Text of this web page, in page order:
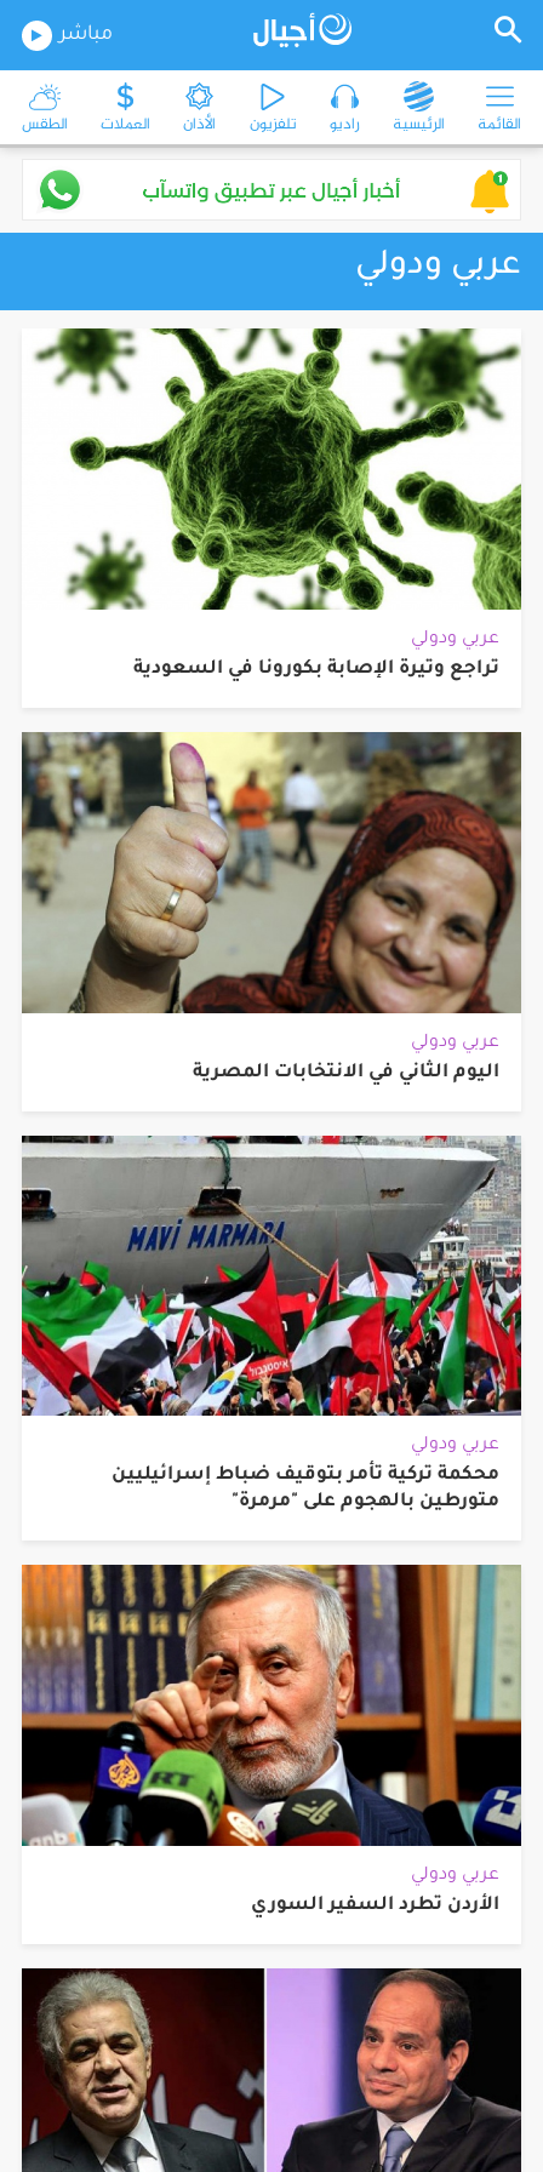
مباشر
القائمة الرئيسية راديو تلفزيون الأذان العملات الطقس
عربي ودولي
عربي ودولي
تراجع وتيرة الإصابة بكورونا في السعودية
عربي ودولي
اليوم الثاني في الانتخابات المصرية
عربي ودولي
محكمة تركية تأمر بتوقيف ضباط إسرائيليين
متورطين بالهجوم على "مرمرة"
عربي ودولي
الأردن تطرد السفير السوري